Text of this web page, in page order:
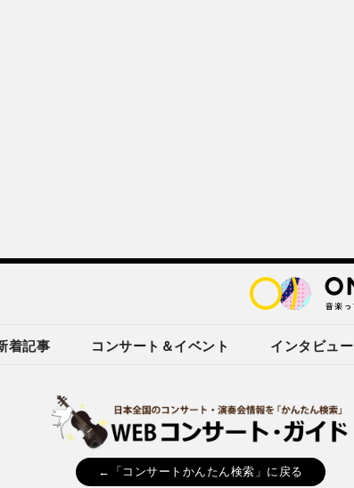
着記事 コンサート＆イベント インタビュー
←「コンサートかんたん検索」に戻る